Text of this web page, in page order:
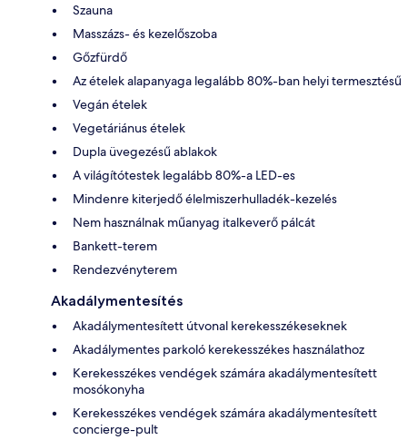
Szauna
Masszázs- és kezelőszoba
Gőzfürdő
Az ételek alapanyaga legalább 80%-ban helyi termesztésű
Vegán ételek
Vegetáriánus ételek
Dupla üvegezésű ablakok
A világítótestek legalább 80%-a LED-es
Mindenre kiterjedő élelmiszerhulladék-kezelés
Nem használnak műanyag italkeverő pálcát
Bankett-terem
Rendezvényterem
Akadálymentesítés
Akadálymentesített útvonal kerekesszékeseknek
Akadálymentes parkoló kerekesszékes használathoz
Kerekesszékes vendégek számára akadálymentesített
mosókonyha
Kerekesszékes vendégek számára akadálymentesített
concierge-pult